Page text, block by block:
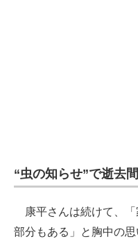
“虫の知らせ”で逝去
康平さんは続けて、「
部分もある」と胸中の